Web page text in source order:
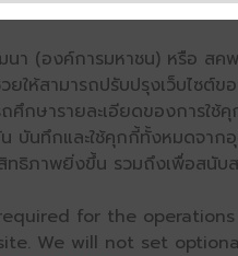
นา (องค์การมหาชน) หรือ ส
ยให้สามารถปรับปรุงเว็บไซ
กษารายละเอียดของการใช้
นทึกและใช้คุกกี้ทั้งหมดจาก
ะสิทธิภาพยิ่งขึ้น รวมถึงเพื่อส
for the
We will not set